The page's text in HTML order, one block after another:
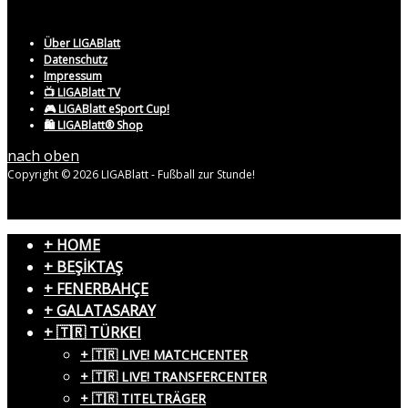
Über LIGABlatt
Datenschutz
Impressum
📺 LIGABlatt TV
🎮 LIGABlatt eSport Cup!
🛍️ LIGABlatt® Shop
nach oben
Copyright © 2026 LIGABlatt - Fußball zur Stunde!
+ HOME
+ BEŞİKTAŞ
+ FENERBAHÇE
+ GALATASARAY
+ 🇹🇷 TÜRKEI
+ 🇹🇷 LIVE! MATCHCENTER
+ 🇹🇷 LIVE! TRANSFERCENTER
+ 🇹🇷 TITELTRÄGER